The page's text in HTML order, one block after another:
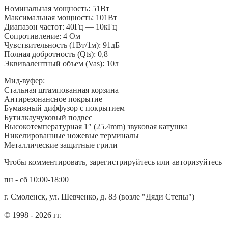
Номинальная мощность: 51Вт
Максимальная мощность: 101Вт
Диапазон частот: 40Гц — 10кГц
Сопротивление: 4 Ом
Чувствительность (1Вт/1м): 91дБ
Полная добротность (Qts): 0,8
Эквивалентный объем (Vas): 10л
Мид-вуфер:
Стальная штампованная корзина
Антирезонансное покрытие
Бумажный диффузор с покрытием
Бутилкаучуковый подвес
Высокотемпературная 1″ (25.4mm) звуковая катушка
Никелированные ножевые терминалы
Металлические защитные грили
Чтобы комментировать, зарегистрируйтесь или авторизуйтесь
пн - сб 10:00-18:00
г. Смоленск, ул. Шевченко, д. 83 (возле "Дяди Степы")
© 1998 - 2026 гг.